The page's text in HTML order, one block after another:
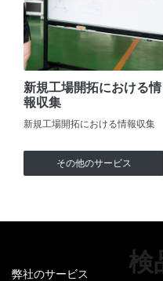
新規工場開拓における情
報収集
新規工場開拓における情報収集
その他のサービス
検
弊社のサービス